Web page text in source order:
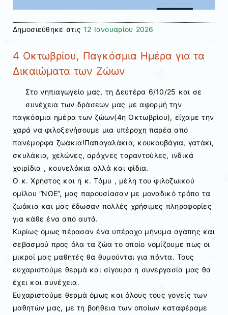
Δημοσιεύθηκε στις 12 Ιανουαρίου 2026
4 Οκτωβρίου, Παγκόσμια Ημέρα για τα
Δικαιώματα των Ζώων
Στο νηπιαγωγείο μας, τη Δευτέρα 6/10/25 και σε
συνέχεια των δράσεων μας με αφορμή την
παγκόσμια ημέρα των ζώων(4η Οκτωβρίου), είχαμε την
χαρά να φιλοξενήσουμε μια υπέροχη παρέα από
πανέμορφα ζωάκια!Παπαγαλάκια, κουκουβάγια, γατάκι,
σκυλάκια, χελώνες, αράχνες ταραντούλες, ινδικά
χοιρίδια , κουνελάκια αλλά και φίδια.
Ο κ. Χρήστος και η κ. Τάμυ , μέλη του φιλοζωικού
ομίλου “ΝΩΕ”, μας παρουσίασαν με μοναδικό τρόπο τα
ζωάκια και μας έδωσαν πολλές χρήσιμες πληροφορίες
για κάθε ένα από αυτά.
Κυρίως όμως πέρασαν ένα υπέροχο μήνυμα αγάπης και
σεβασμού προς όλα τα ζώα το οποίο νομίζουμε πως οι
μικροί μας μαθητές θα θυμούνται για πάντα. Τους
ευχαριστούμε θερμά και σίγουρα η συνεργασία μας θα
έχει και συνέχεια.
Ευχαριστούμε θερμά όμως και όλους τους γονείς των
μαθητών μας, με τη βοήθεια των οποίων καταφέραμε